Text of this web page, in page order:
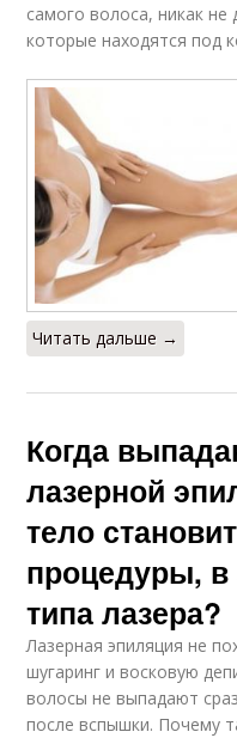
самого волоса, никак не
которые находятся под
Читать дальше →
Когда
лазерной
тело
процедуры, в
типа лазера?
Лазерная эпиляция не
шугаринг и восковую
волосы не выпадают
после вспышки. Почему